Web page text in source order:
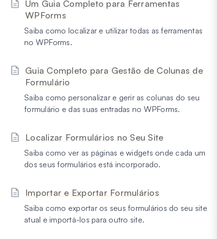
Um Guia Completo para Ferramentas
WPForms
Saiba como localizar e utilizar todas as ferramentas
no WPForms.
Guia Completo para Gestão de Colunas de
Formulário
Saiba como personalizar e gerir as colunas do seu
formulário e das suas entradas no WPForms.
Localizar Formulários no Seu Site
Saiba como ver as páginas e widgets onde cada um
dos seus formulários está incorporado.
Importar e Exportar Formulários
Saiba como exportar os seus formulários do seu site
atual e importá-los para outro site.